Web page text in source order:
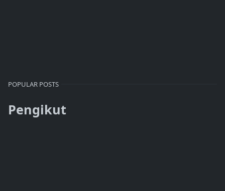
POPULAR POSTS
Pengikut